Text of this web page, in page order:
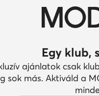
Egy klub,
ajánlatok csak
sok más. Aktiváld a